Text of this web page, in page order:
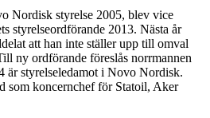
Nordisk styrelse 2005, blev vice
styrelseordförande 2013. Nästa år
att han inte ställer upp till omval
ny ordförande föreslås norrmannen
är styrelseledamot i Novo Nordisk.
som koncernchef för Statoil, Aker